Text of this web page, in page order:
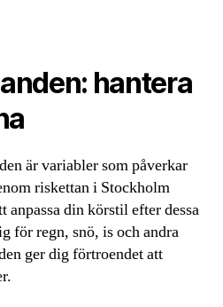
hantera
är variabler som påverkar
riskettan i Stockholm
anpassa din körstil efter dessa
för regn, snö, is och andra
ger dig förtroendet att